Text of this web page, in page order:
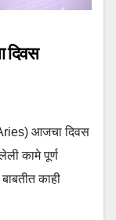
दिवस
आजचा दिवस
कामे पूर्ण
काही